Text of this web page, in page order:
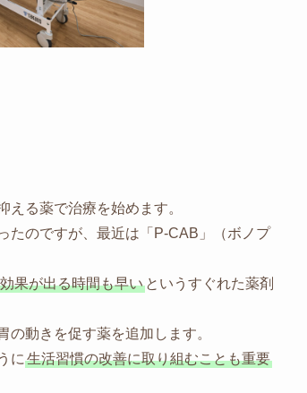
る薬で治療を始めます。
のですが、最近は「P-CAB」（ボノプ
果が出る時間も早い というすぐれた薬剤
動きを促す薬を追加します。
に 生活習慣の改善に取り組むことも重要